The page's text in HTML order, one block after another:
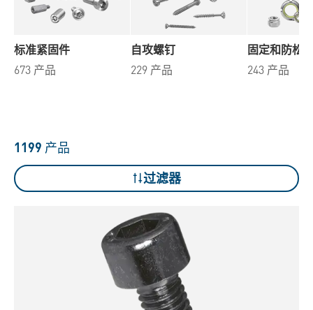
标准紧固件
673 产品
自攻螺钉
229 产品
固定和防松
243 产品
1199 产品
过滤器